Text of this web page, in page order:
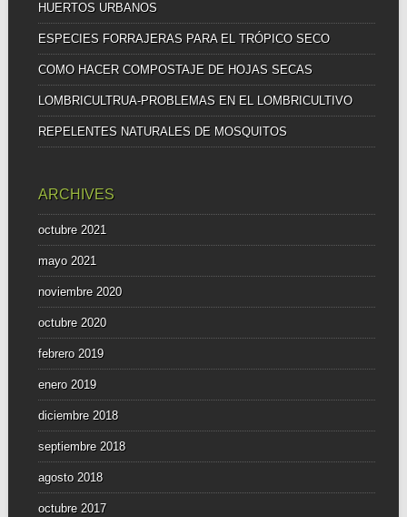
HUERTOS URBANOS
ESPECIES FORRAJERAS PARA EL TRÓPICO SECO
COMO HACER COMPOSTAJE DE HOJAS SECAS
LOMBRICULTRUA-PROBLEMAS EN EL LOMBRICULTIVO
REPELENTES NATURALES DE MOSQUITOS
ARCHIVES
octubre 2021
mayo 2021
noviembre 2020
octubre 2020
febrero 2019
enero 2019
diciembre 2018
septiembre 2018
agosto 2018
octubre 2017